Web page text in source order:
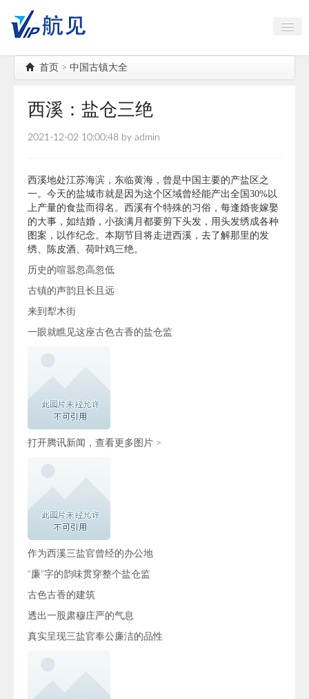
中国古镇大全
海岛出行
高端对话
公务机头等舱
首页 > 中国古镇大全
西溪：盐仓三绝
2021-12-02 10:00:48 by admin
西溪地处江苏海滨，东临黄海，曾是中国主要的产盐区之
一。今天的盐城市就是因为这个区域曾经能产出全国30%以
上产量的食盐而得名。西溪有个特殊的习俗，每逢婚丧嫁娶
的大事，如结婚，小孩满月都要剪下头发，用头发绣成各种
图案，以作纪念。本期节目将走进西溪，去了解那里的发
绣、陈皮酒、荷叶鸡三绝。
历史的喧嚣忽高忽低
古镇的声韵且长且远
来到犁木街
一眼就瞧见这座古色古香的盐仓监
打开腾讯新闻，查看更多图片 >
作为西溪三盐官曾经的办公地
“廉”字的韵味贯穿整个盐仓监
古色古香的建筑
透出一股肃穆庄严的气息
真实呈现三盐官奉公廉洁的品性